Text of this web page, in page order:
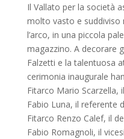
Il Vallato per la società
molto vasto e suddiviso
l’arco, in una piccola
magazzino. A decorare
Falzetti e la talentuosa
cerimonia inaugurale
Fitarco Mario Scarzella,
Fabio Luna, il referente
Fitarco Renzo Calef, il
Fabio Romagnoli, il